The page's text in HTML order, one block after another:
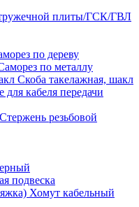
плиты/ГСК/ГВЛ
по дереву
по металлу
Скоба такелажная, шакл
кабеля передачи
Стержень резьбовой
подвеска
Хомут кабельный